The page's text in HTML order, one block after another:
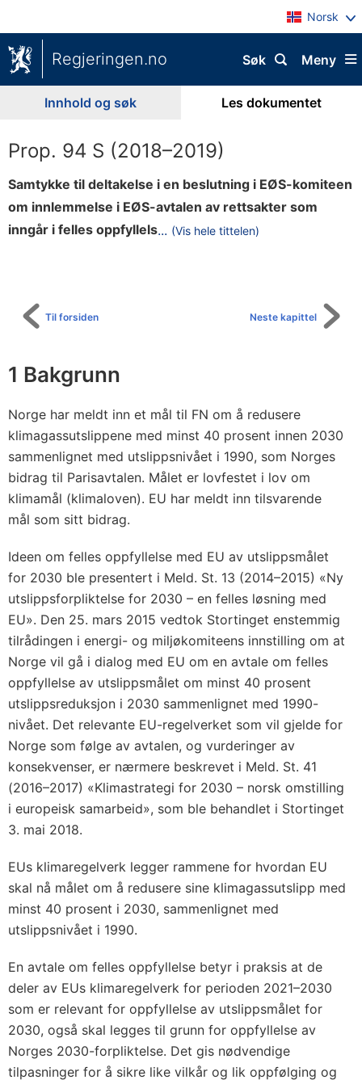
Norsk
Regjeringen.no Meny
Søk
Innhold og søk Les dokumentet
Prop. 94 S (2018–2019)
Samtykke til deltakelse i en beslutning i EØS-komiteen
om innlemmelse i EØS-avtalen av rettsakter som
inngår i felles oppfyllels... (Vis hele tittelen)
E
u
t
s
i
å
l
e
t
f
o
r
2
0
3
Neste kapittel
Til forsiden
1 Bakgrunn
Norge har meldt inn et mål til FN om å redusere
klimagassutslippene med minst 40 prosent innen 2030
sammenlignet med utslippsnivået i 1990, som Norges
bidrag til Parisavtalen. Målet er lovfestet i lov om
klimamål (klimaloven). EU har meldt inn tilsvarende
mål som sitt bidrag.
Ideen om felles oppfyllelse med EU av utslippsmålet
for 2030 ble presentert i Meld. St. 13 (2014–2015) «Ny
utslippsforpliktelse for 2030 – en felles løsning med
EU». Den 25. mars 2015 vedtok Stortinget enstemmig
tilrådingen i energi- og miljøkomiteens innstilling om at
Norge vil gå i dialog med EU om en avtale om felles
oppfyllelse av utslippsmålet om minst 40 prosent
utslippsreduksjon i 2030 sammenlignet med 1990-
nivået. Det relevante EU-regelverket som vil gjelde for
Norge som følge av avtalen, og vurderinger av
konsekvenser, er nærmere beskrevet i Meld. St. 41
(2016–2017) «Klimastrategi for 2030 – norsk omstilling
i europeisk samarbeid», som ble behandlet i Stortinget
3. mai 2018.
EUs klimaregelverk legger rammene for hvordan EU
skal nå målet om å redusere sine klimagassutslipp med
minst 40 prosent i 2030, sammenlignet med
utslippsnivået i 1990.
En avtale om felles oppfyllelse betyr i praksis at de
deler av EUs klimaregelverk for perioden 2021–2030
som er relevant for oppfyllelse av utslippsmålet for
2030, også skal legges til grunn for oppfyllelse av
Norges 2030-forpliktelse. Det gis nødvendige
tilpasninger for å sikre like vilkår og lik oppfølging og